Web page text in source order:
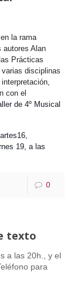
la rama
autores Alan
Prácticas
disciplinas
con el
de 4º Musical
artes16,
19, a las
0
texto
a las 20h., y el
para